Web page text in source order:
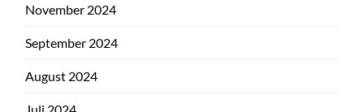
November 2024
September 2024
August 2024
Juli 2024